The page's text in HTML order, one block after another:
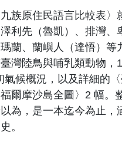
族原住民語言比較表〉
利先（魯凱 ）、排灣、
蘭、蘭嶼人（達悟）等
灣陸鳥與哺乳類動物，
氣候概況，以及詳細的
爾摩沙島全圖〉 2 幅。
為，是一本迄今為止，
。